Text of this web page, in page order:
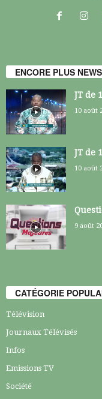
ENCORE PLUS NEWS
JT de
10 août
JT de
10 août
9 août
CATÉGORIE
Télévision
Journaux Télévisés
Infos
Emissions TV
Société